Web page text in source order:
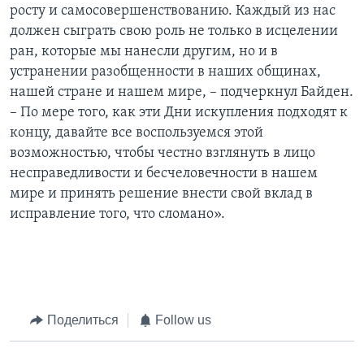
росту и самосовершенствованию. Каждый из нас
должен сыграть свою роль не только в исцелении
ран, которые мы нанесли другим, но и в
устранении разобщенности в наших общинах,
нашей стране и нашем мире, – подчеркнул Байден.
– По мере того, как эти Дни искупления подходят к
концу, давайте все воспользуемся этой
возможностью, чтобы честно взглянуть в лицо
несправедливости и бесчеловечности в нашем
мире и принять решение внести свой вклад в
исправление того, что сломано».
Поделиться Follow us